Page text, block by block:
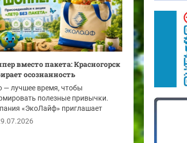
вместо пакета: Красногорск
осознанность
— лучшее время, чтобы
полезные привычки.
«ЭкоЛайф» приглашает
Красногорска и всего...